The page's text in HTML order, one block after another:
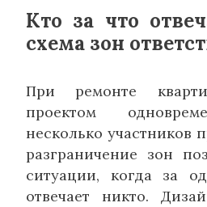
Кто за что
схема зон
При ремонте
проектом
несколько участников
разграничение зон
ситуации, когда за
отвечает никто.